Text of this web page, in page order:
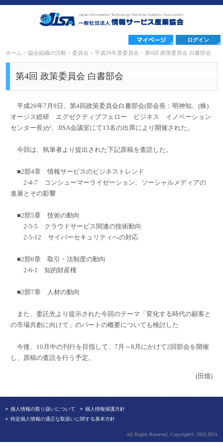
ログイン
ホーム >協会組織の活動 >委員会 >平成26年度委員会 >第4回 政策委員会 白書部会
第4回 政策委員会 白書部会
平成26年7月9日、第4回政策委員会白書部会(部会長：明神知、(株)
オージス総研 エグゼクティブフェロー ビジネス イノベーション
センター長)が、JISA会議室にて13名の出席により開催された。
今回は、執筆者より提出された下記原稿を査読した。
■2部4章 情報サービスのビジネストレンド
2-4-7 コンシューマーライゼーション、ソーシャルメディアの
進展とその影響
■2部5章 技術の動向
2-5-5 クラウドサービス関連の技術動向
2-5-12 サイバーセキュリティへの対応
■2部6章 取引・法制度の動向
2-6-1 知的財産権
■2部7章 人材の動向
また、委託先より提示された今回のテーマ「変化する時代の顧客と
の市場共創に向けて」のパートの概要についても検討した
今後、10月中の刊行を目指して、7月～8月にかけて2回部会を開催
し、原稿の査読を行う予定。
(田畑)
個人情報の取り扱いについて
個人情報保護方針
特定個人情報の適正な取扱いに関する基本方針
All Rights Reserved, Copyright© 2020,JISA